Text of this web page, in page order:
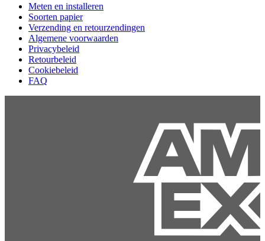
Meten en installeren
Soorten papier
Verzending en retourzendingen
Algemene voorwaarden
Privacybeleid
Retourbeleid
Cookiebeleid
FAQ